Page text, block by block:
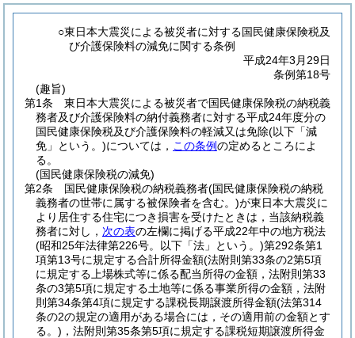
○東日本大震災による被災者に対する国民健康保険税及
び介護保険料の減免に関する条例
平成24年3月29日
条例第18号
(趣旨)
第1条
東日本大震災による被災者で国民健康保険税の納税義
務者及び介護保険料の納付義務者に対する平成24年度分の
国民健康保険税及び介護保険料の軽減又は免除(以下「減
免」という。)については， この条例の定めるところによ
る。
(国民健康保険税の減免)
第2条
国民健康保険税の納税義務者(国民健康保険税の納税
義務者の世帯に属する被保険者を含む。)が東日本大震災に
より居住する住宅につき損害を受けたときは，当該納税義
務者に対し， 次の表の左欄に掲げる平成22年中の地方税法
(昭和25年法律第226号。以下「法」という。)第292条第1
項第13号に規定する合計所得金額(法附則第33条の2第5項
に規定する上場株式等に係る配当所得の金額，法附則第33
条の3第5項に規定する土地等に係る事業所得の金額，法附
則第34条第4項に規定する課税長期譲渡所得金額(法第314
条の2の規定の適用がある場合には，その適用前の金額とす
る。) ，法附則第35条第5項に規定する課税短期譲渡所得金